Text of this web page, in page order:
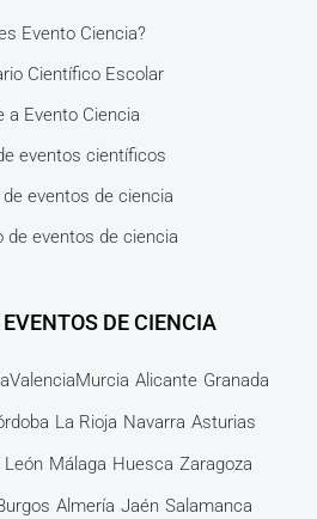
Evento Ciencia?
Científico Escolar
a Evento Ciencia
eventos científicos
eventos de ciencia
de eventos de ciencia
DE CIENCIA
ValenciaMurcia Alicante Granada
La Rioja Navarra Asturias
León Málaga Huesca Zaragoza
Almería Jaén Salamanca